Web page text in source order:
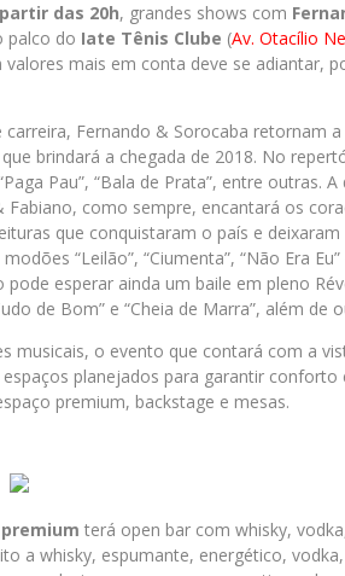
das 20h, grandes shows com
palco do Iate Tênis Clube (Av. Otacílio
mais em conta deve se adiantar,
carreira, Fernando & Sorocaba retornam
brindará a chegada de 2018. No
Pau”, “Bala de Prata”, entre outras.
Fabiano, como sempre, encantará os
que conquistaram o país e
“Leilão”, “Ciumenta”, “Não Era
pode esperar ainda um baile em pleno
de Bom” e “Cheia de Marra”, além de
musicais, o evento que contará com a
planejados para garantir
premium, backstage e mesas.
premium terá open bar com whisky,
a whisky, espumante, energético,